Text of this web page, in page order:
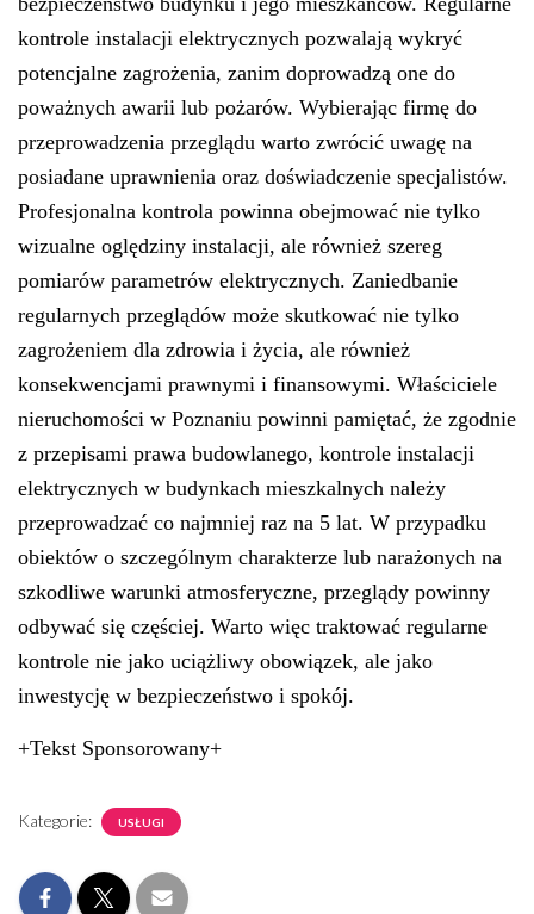
kontrole instalacji elektrycznych pozwalają wykryć
potencjalne zagrożenia, zanim doprowadzą one do
poważnych awarii lub pożarów. Wybierając firmę do
przeprowadzenia przeglądu warto zwrócić uwagę na
posiadane uprawnienia oraz doświadczenie specjalistów.
Profesjonalna kontrola powinna obejmować nie tylko
wizualne oględziny instalacji, ale również szereg
pomiarów parametrów elektrycznych. Zaniedbanie
regularnych przeglądów może skutkować nie tylko
zagrożeniem dla zdrowia i życia, ale również
konsekwencjami prawnymi i finansowymi. Właściciele
nieruchomości w Poznaniu powinni pamiętać, że zgodnie
z przepisami prawa budowlanego, kontrole instalacji
elektrycznych w budynkach mieszkalnych należy
przeprowadzać co najmniej raz na 5 lat. W przypadku
obiektów o szczególnym charakterze lub narażonych na
szkodliwe warunki atmosferyczne, przeglądy powinny
odbywać się częściej. Warto więc traktować regularne
kontrole nie jako uciążliwy obowiązek, ale jako
inwestycję w bezpieczeństwo i spokój.
+Tekst Sponsorowany+
Kategorie: USŁUGI